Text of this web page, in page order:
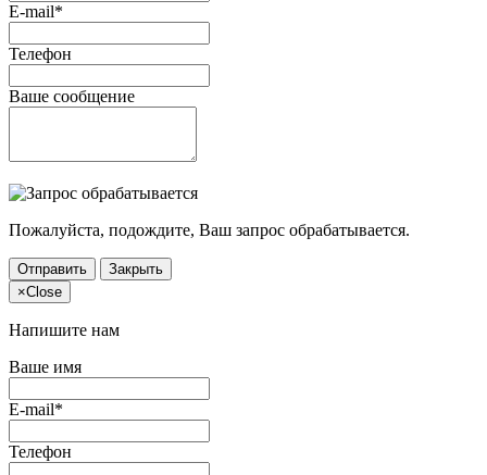
E-mail*
Телефон
Ваше сообщение
Пожалуйста, подождите, Ваш запрос обрабатывается.
Отправить
Закрыть
×Close
Напишите нам
Ваше имя
E-mail*
Телефон